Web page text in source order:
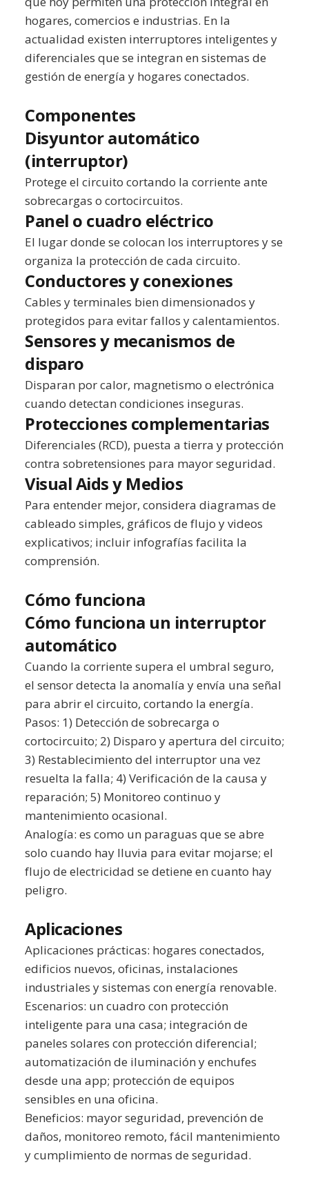
hogares, comercios e industrias. En la
actualidad existen interruptores inteligentes y
diferenciales que se integran en sistemas de
gestión de energía y hogares conectados.
Componentes
Disyuntor automático
(interruptor)
Protege el circuito cortando la corriente ante
sobrecargas o cortocircuitos.
Panel o cuadro eléctrico
El lugar donde se colocan los interruptores y se
organiza la protección de cada circuito.
Conductores y conexiones
Cables y terminales bien dimensionados y
protegidos para evitar fallos y calentamientos.
Sensores y mecanismos de
disparo
Disparan por calor, magnetismo o electrónica
cuando detectan condiciones inseguras.
Protecciones complementarias
Diferenciales (RCD), puesta a tierra y protección
contra sobretensiones para mayor seguridad.
Visual Aids y Medios
Para entender mejor, considera diagramas de
cableado simples, gráficos de flujo y videos
explicativos; incluir infografías facilita la
comprensión.
Cómo funciona
Cómo funciona un interruptor
automático
Cuando la corriente supera el umbral seguro,
el sensor detecta la anomalía y envía una señal
para abrir el circuito, cortando la energía.
Pasos: 1) Detección de sobrecarga o
cortocircuito; 2) Disparo y apertura del circuito;
3) Restablecimiento del interruptor una vez
resuelta la falla; 4) Verificación de la causa y
reparación; 5) Monitoreo continuo y
mantenimiento ocasional.
Analogía: es como un paraguas que se abre
solo cuando hay lluvia para evitar mojarse; el
flujo de electricidad se detiene en cuanto hay
peligro.
Aplicaciones
Aplicaciones prácticas: hogares conectados,
edificios nuevos, oficinas, instalaciones
industriales y sistemas con energía renovable.
Escenarios: un cuadro con protección
inteligente para una casa; integración de
paneles solares con protección diferencial;
automatización de iluminación y enchufes
desde una app; protección de equipos
sensibles en una oficina.
Beneficios: mayor seguridad, prevención de
daños, monitoreo remoto, fácil mantenimiento
y cumplimiento de normas de seguridad.